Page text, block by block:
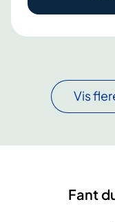
d
e
b
l
e
Vis
Fant